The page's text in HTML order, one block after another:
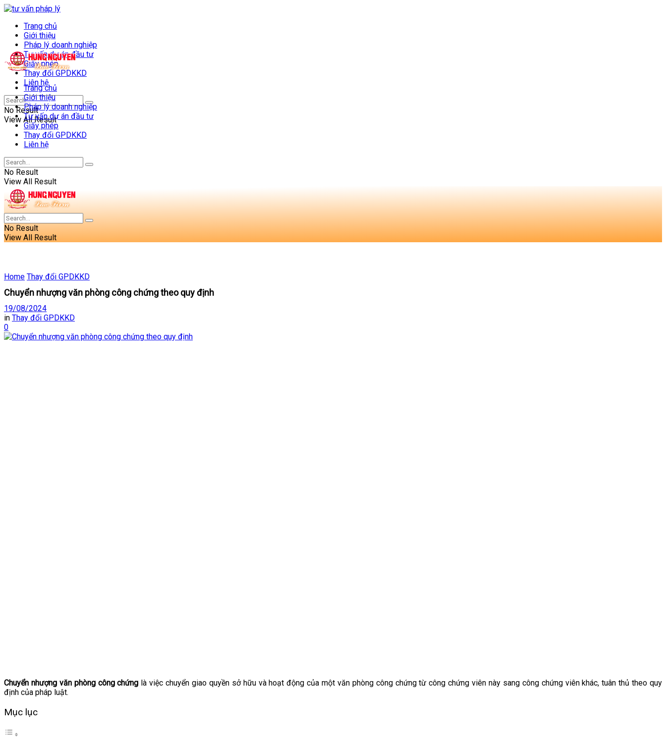
Trang chủ
Giới thiệu
Pháp lý doanh nghiệp
Tư vấn dự án đầu tư
Giấy phép
Thay đổi GPDKKD
Liên hệ
No Result
View All Result
Trang chủ
Giới thiệu
Pháp lý doanh nghiệp
Tư vấn dự án đầu tư
Giấy phép
Thay đổi GPDKKD
Liên hệ
No Result
View All Result
No Result
View All Result
Home Thay đổi GPDKKD
Chuyển nhượng văn phòng công chứng theo quy định
19/08/2024
in Thay đổi GPDKKD
0
Chuyển nhượng văn phòng công chứng là việc chuyển giao quyền sở hữu và hoạt động của một văn phòng công chứng từ công chứng viên này sang công chứng viên khác, tuân thủ theo quy
định của pháp luật.
Mục lục